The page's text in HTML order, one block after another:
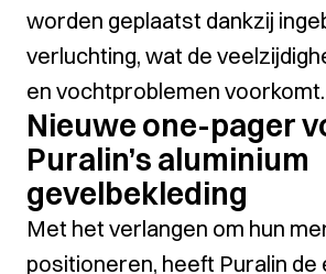
worden geplaatst dankzij
verluchting, wat de
en vochtproblemen voorkomt.
Nieuwe one-pager
Puralin’s aluminium
gevelbekleding
Met het verlangen om hun
positioneren, heeft Puralin de